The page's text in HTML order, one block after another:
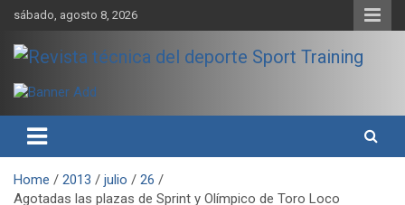
Skip
content
sábado, agosto 8, 2026
Revista técnica del deporte
Sport Training
rendimiento, nutrición y entrenamiento.
Home 2013 julio
26
Agotadas las plazas de Sprint y Olímpico de Toro Loco